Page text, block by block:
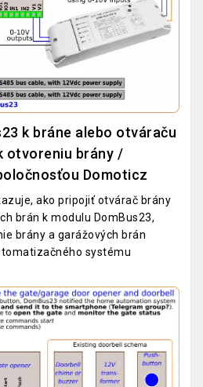
k bráne alebo otváraču
otvoreniu brány /
Domoticz
ako pripojiť otvárač brány
brán k modulu DomBus23,
brány a garážových brán
systému